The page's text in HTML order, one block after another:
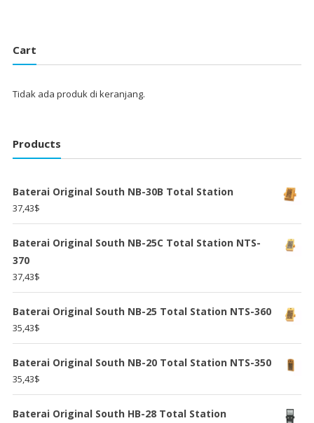
28,57$.
28,57$.
Cart
Tidak ada produk di keranjang.
Products
Baterai Original South NB-30B Total Station
37,43$
Baterai Original South NB-25C Total Station NTS-
370
37,43$
Baterai Original South NB-25 Total Station NTS-360
35,43$
Baterai Original South NB-20 Total Station NTS-350
35,43$
Baterai Original South HB-28 Total Station